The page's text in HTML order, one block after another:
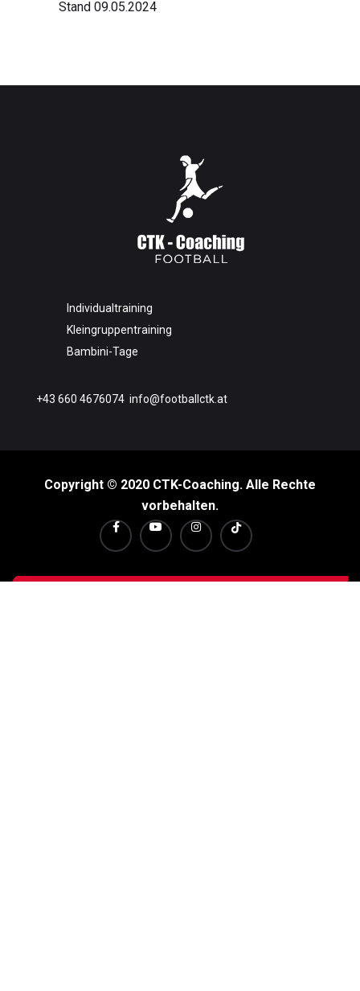
Stand 09.05.2024
Individualtraining
Kleingruppentraining
Bambini-Tage
+43 660 4676074 info@footballctk.at
Copyright © 2020 CTK-Coaching. Alle Rechte
vorbehalten.